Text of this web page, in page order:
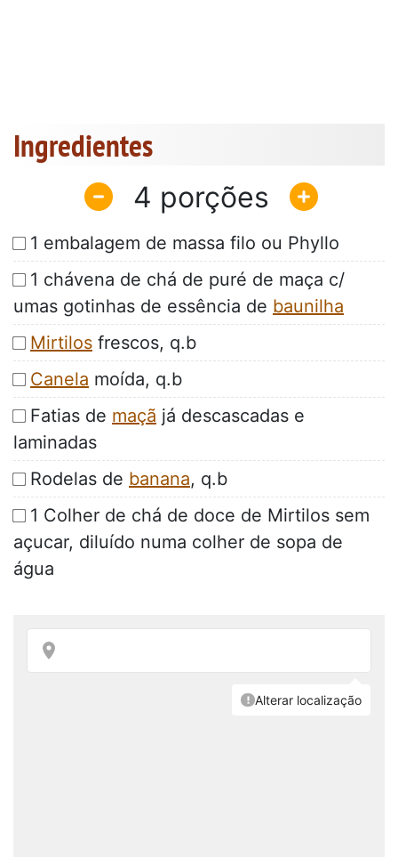
Ingredientes
4
1 embalagem de massa filo ou Phyllo
1 chávena de chá de puré de maça c/
umas gotinhas de essência de baunilha
Mirtilos frescos, q.b
Canela moída, q.b
Fatias de maçã já descascadas e
laminadas
Rodelas de banana, q.b
1 Colher de chá de doce de Mirtilos sem
açucar, diluído numa colher de sopa de
água